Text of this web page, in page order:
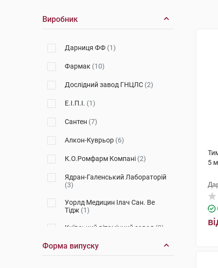
Виробник
Дарниця ФФ (1)
Фармак (10)
Дослідний завод ГНЦЛС (2)
Е.І.П.І. (1)
Сантен (7)
Алкон-Куврьор (6)
К.О.Ромфарм Компані (2)
Ядран-Галенський Лабораторій
(3)
Уорлд Медицин Ілач Сан. Ве
Тідж (1)
Київський вітамінний завод (2)
Фамар(2)
Форма випуску
5